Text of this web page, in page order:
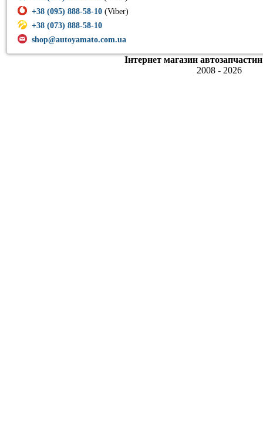
+38 (095) 888-58-10 (Viber)
+38 (073) 888-58-10
shop@autoyamato.com.ua
Інтернет магазин
2008 - 2026